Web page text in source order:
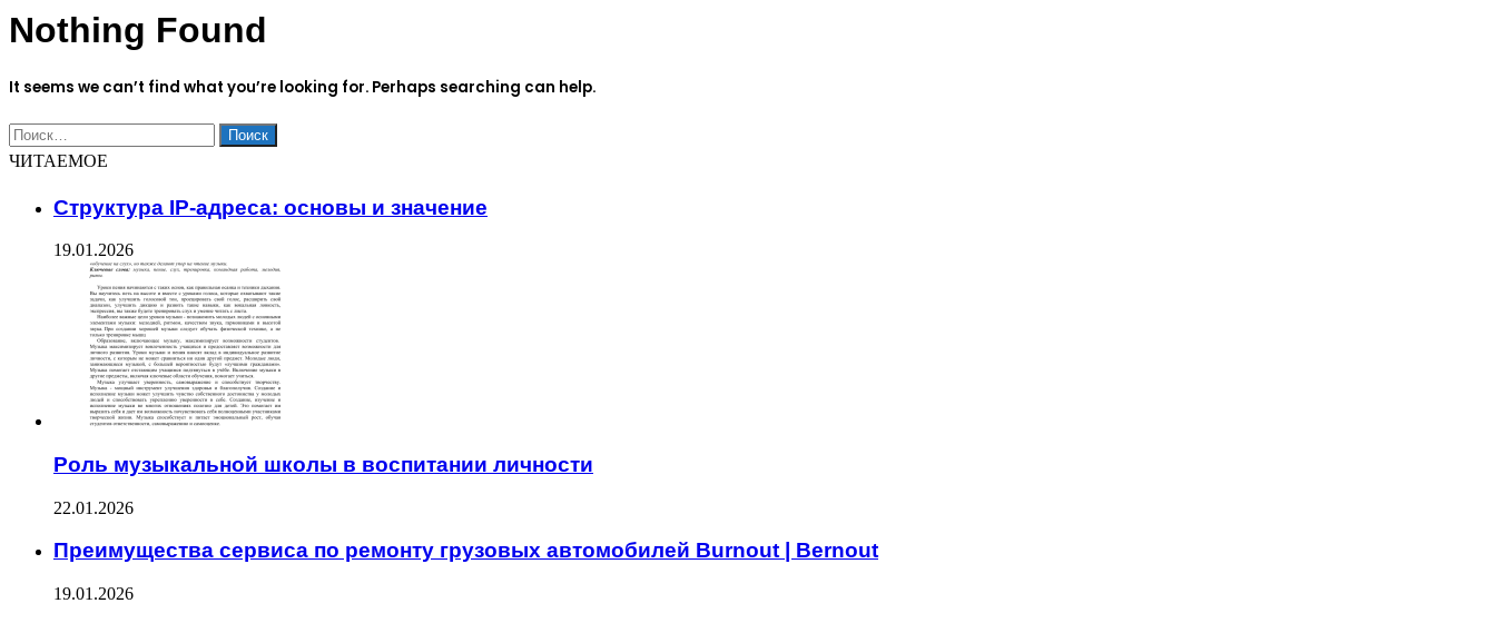
Nothing Found
It seems we can’t find what you’re looking for. Perhaps searching can help.
Найти:
ЧИТАЕМОЕ
Структура IP-адреса: основы и значение
19.01.2026
Роль музыкальной школы в воспитании личности
22.01.2026
Преимущества сервиса по ремонту грузовых автомобилей Burnout | Bernout
19.01.2026